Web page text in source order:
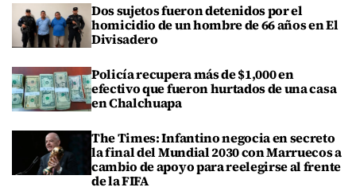
Dos sujetos fueron detenidos por el
homicidio de un hombre de 66 años en El
Divisadero
Policía recupera más de $1,000 en
efectivo que fueron hurtados de una casa
en Chalchuapa
The Times: Infantino negocia en secreto
la final del Mundial 2030 con Marruecos a
cambio de apoyo para reelegirse al frente
de la FIFA